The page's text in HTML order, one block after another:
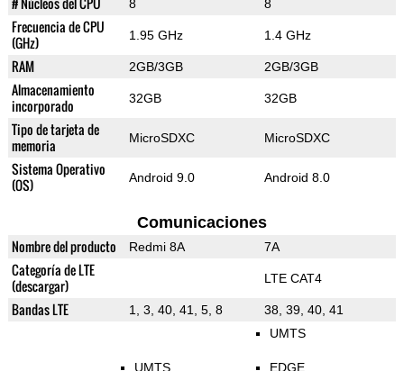
8 8
Frecuencia de CPU
(GHz)
1.95 GHz 1.4 GHz
RAM 2GB/3GB 2GB/3GB
Almacenamiento
incorporado
32GB 32GB
Tipo de tarjeta de
memoria
MicroSDXC MicroSDXC
Sistema Operativo
(OS)
Android 9.0 Android 8.0
Comunicaciones
Nombre del producto Redmi 8A 7A
Categoría de LTE
(descargar)
LTE CAT4
Bandas LTE 1, 3, 40, 41, 5, 8 38, 39, 40, 41
UMTS
UMTS
EDGE